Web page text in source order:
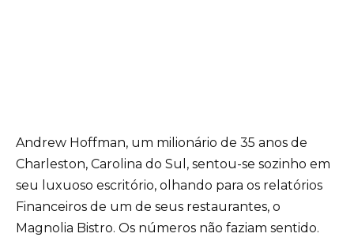
Andrew Hoffman, um milionário de 35 anos de
Charleston, Carolina do Sul, sentou-se sozinho em
seu luxuoso escritório, olhando para os relatórios
Financeiros de um de seus restaurantes, o
Magnolia Bistro. Os números não faziam sentido.